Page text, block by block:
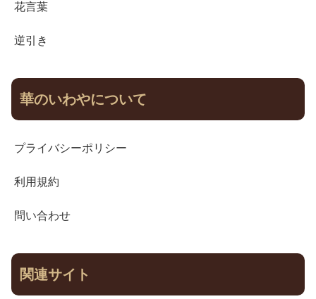
花言葉
逆引き
華のいわやについて
プライバシーポリシー
利用規約
問い合わせ
関連サイト